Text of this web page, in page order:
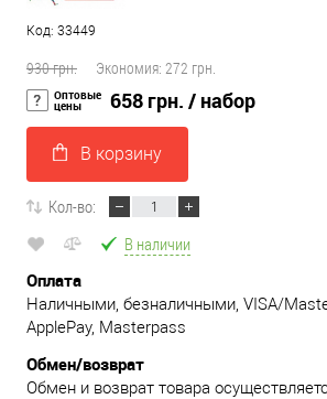
Код: 33449
930 грн. Экономия: 272 грн.
Оптовые
цены 658 грн. / набор
В корзину
Кол-во:
В наличии
Оплата
Наличными, безналичными, VISA/
ApplePay, Masterpass
Обмен/возврат
Обмен и возврат товара